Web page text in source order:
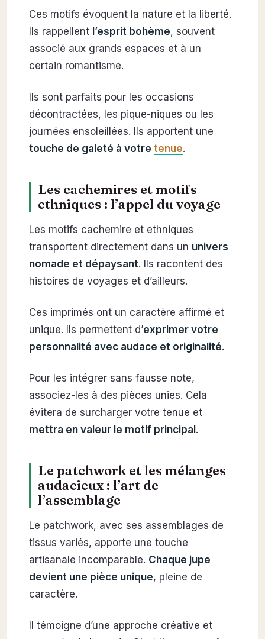
Ces motifs évoquent la nature et la liberté.
Ils rappellent l’esprit bohème, souvent
associé aux grands espaces et à un
certain romantisme.
Ils sont parfaits pour les occasions
décontractées, les pique-niques ou les
journées ensoleillées. Ils apportent une
touche de gaieté à votre tenue.
Les cachemires et motifs
ethniques : l’appel du voyage
Les motifs cachemire et ethniques
transportent directement dans un univers
nomade et dépaysant. Ils racontent des
histoires de voyages et d’ailleurs.
Ces imprimés ont un caractère affirmé et
unique. Ils permettent d’exprimer votre
personnalité avec audace et originalité.
Pour les intégrer sans fausse note,
associez-les à des pièces unies. Cela
évitera de surcharger votre tenue et
mettra en valeur le motif principal.
Le patchwork et les mélanges
audacieux : l’art de
l’assemblage
Le patchwork, avec ses assemblages de
tissus variés, apporte une touche
artisanale incomparable. Chaque jupe
devient une pièce unique, pleine de
caractère.
Il témoigne d’une approche créative et